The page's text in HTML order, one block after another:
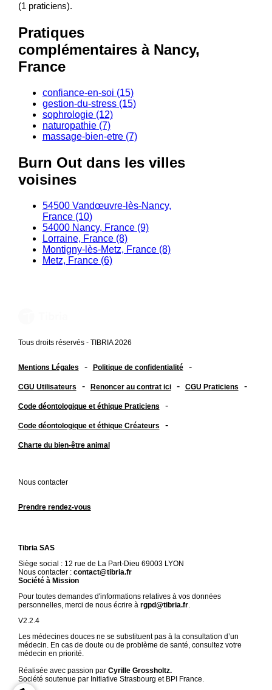
(1 praticiens).
Pratiques
complémentaires à Nancy,
France
confiance-en-soi (15)
gestion-du-stress (15)
sophrologie (12)
naturopathie (7)
massage-bien-etre (7)
Burn Out dans les villes
voisines
54500 Vandœuvre-lès-Nancy,
France (10)
54000 Nancy, France (9)
Lorraine, France (8)
Montigny-lès-Metz, France (8)
Metz, France (6)
Tous droits réservés - TIBRIA 2026
Mentions Légales - Politique de confidentialité -
CGU Utilisateurs - Renoncer au contrat ici - CGU Praticiens -
Code déontologique et éthique Praticiens -
Code déontologique et éthique Créateurs -
Charte du bien-être animal
Nous contacter
Prendre rendez-vous
Tibria SAS
Siège social : 12 rue de La Part-Dieu 69003 LYON
Nous contacter : contact@tibria.fr
Société à Mission
Pour toutes demandes d'informations relatives à vos données
personnelles, merci de nous écrire à rgpd@tibria.fr.
V2.2.4
Les médecines douces ne se substituent pas à la consultation d’un
médecin. En cas de doute ou de problème de santé, consultez votre
médecin en priorité.
Réalisée avec passion par Cyrille Grossholtz.
Société soutenue par Initiative Strasbourg et BPI France.